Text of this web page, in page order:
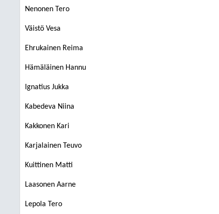
Nenonen Tero
Väistö Vesa
Ehrukainen Reima
Hämäläinen Hannu
Ignatius Jukka
Kabedeva Niina
Kakkonen Kari
Karjalainen Teuvo
Kuittinen Matti
Laasonen Aarne
Lepola Tero